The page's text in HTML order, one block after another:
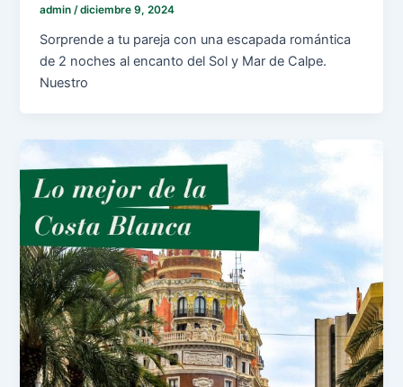
admin/diciembre 9, 2024
Sorprende a tu pareja con una escapada romántica
de 2 noches al encanto del Sol y Mar de Calpe.
Nuestro